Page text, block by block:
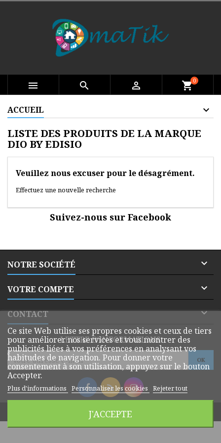
 search  shopping_cart0
ACCUEIL
LISTE DES PRODUITS DE LA MARQUE
DIO BY EDISIO
Veuillez nous excuser pour le désagrément.
Effectuez une nouvelle recherche
Suivez-nous sur Facebook
NOTRE SOCIÉTÉ 
VOTRE COMPTE 
CONTACT 
Ce site Web utilise ses propres cookies et ceux de tiers
pour améliorer nos services et vous montrer des
publicités liées à vos préférences en analysant vos
habitudes de navigation. Pour donner votre
consentement à son utilisation, appuyez sur le bouton
Accepter.
Plus d'informations Personnaliser les cookies Rejeter tout
J'ACCEPTE
LETTRE D'INFORMATIONS
© Copyright 2026 Dmatik Webshop. All Rights Reserved.